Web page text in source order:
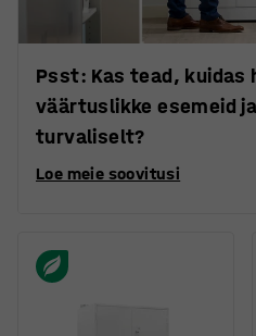
Psst: Kas tead, kuidas
väärtuslikke esemeid
turvaliselt?
Loe meie soovitusi